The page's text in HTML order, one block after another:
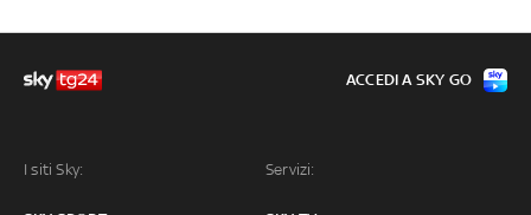
I siti Sky: Servizi:
ACCEDI A SKY GO